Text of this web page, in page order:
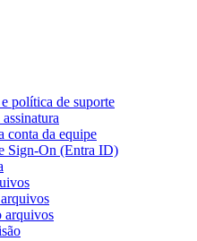
política de suporte
conta da equipe
Sign-On (Entra ID)
arquivos